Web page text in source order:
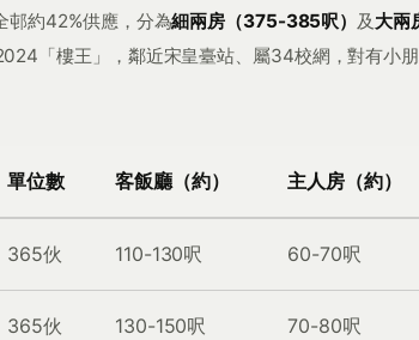
邨約42%供應，分為細兩房（375-385呎） 及 大兩
「樓王」，鄰近宋皇臺站、屬34校網，對有小
單位數 客飯廳（約） 主人房（約）
365伙 110-130呎 60-70呎
365伙 130-150呎 70-80呎